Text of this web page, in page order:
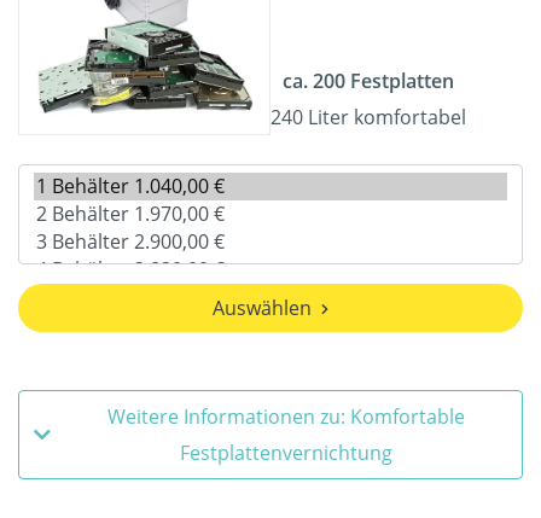
ca. 200 Festplatten
240 Liter komfortabel
Auswählen
Weitere Informationen zu: Komfortable
Festplattenvernichtung